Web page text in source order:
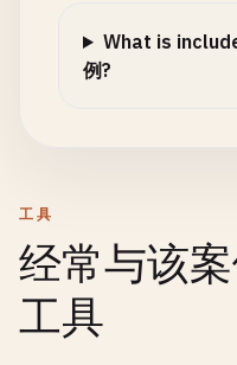
What is
例?
工具
经常与该
工具